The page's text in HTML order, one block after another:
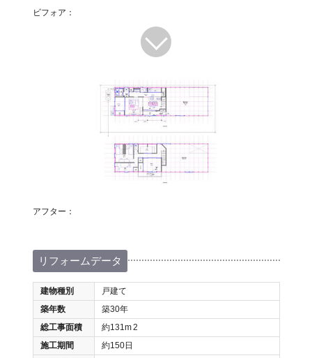
ビフォア：
アフター：
リフォームデータ
建物種別
戸建て
築年数
築30年
総工事面積
約131m2
施工期間
約150日